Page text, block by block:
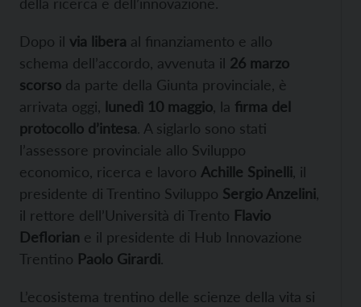
Dopo il via libera al finanziamento e allo
schema dell’accordo, avvenuta il 26 marzo
scorso da parte della Giunta provinciale, è
arrivata oggi, lunedì 10 maggio , la firma del
protocollo d’intesa. A siglarlo sono stati
l’assessore provinciale allo Sviluppo
economico, ricerca e lavoro Achille Spinelli , il
presidente di Trentino Sviluppo Sergio Anzelini
il rettore dell’Università di Trento Flavio
Deflorian e il presidente di Hub Innovazione
Trentino Paolo Girardi.
L’ecosistema trentino delle scienze della vita si